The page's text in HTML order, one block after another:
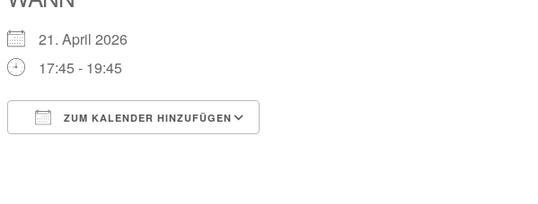
21. April 2026
17:45 - 19:45
ZUM KALENDER HINZUFÜGEN